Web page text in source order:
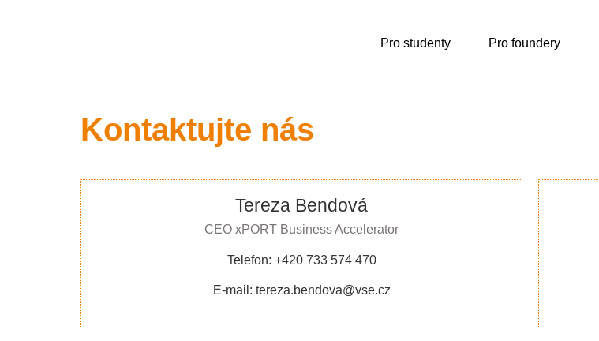
Pro studenty Pro foundery
Kontaktujte nás
Tereza Bendová
CEO xPORT Business Accelerator
Telefon: +420 733 574 470
E-mail: tereza.bendova@vse.cz